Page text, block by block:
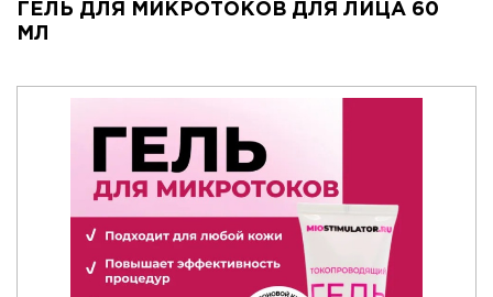
ГЕЛЬ ДЛЯ МИКРОТОКОВ ДЛЯ ЛИЦА 60
МЛ